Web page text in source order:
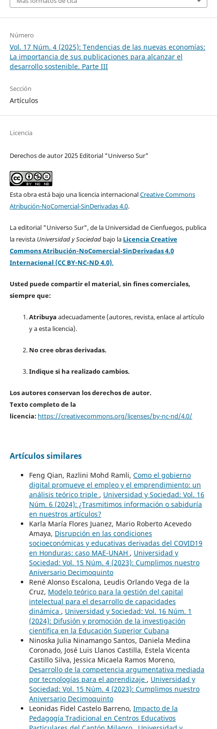
Número
Vol. 17 Núm. 4 (2025): Tendencias de las nuevas economías:
La importancia de sus publicaciones para alcanzar el
desarrollo sostenible. Parte III
Sección
Artículos
Licencia
Derechos de autor 2025 Editorial "Universo Sur"
Esta obra está bajo una licencia internacionalCreative Commons
Atribución-NoComercial-SinDerivadas 4.0.
La editorial "Universo Sur", de la Universidad de Cienfuegos, publica
la revista Universidad y Sociedad bajo la Licencia Creative
Commons Atribución-NoComercial-SinDerivadas 4.0
Internacional (CC BY-NC-ND 4.0).
Usted puede compartir el material, sin fines comerciales,
siempre que:
Atribuya adecuadamente (autores, revista, enlace al artículo
y a esta licencia).
No cree obras derivadas.
Indique si ha realizado cambios.
Los autores conservan los derechos de autor.
Texto completo de la
licencia: https://creativecommons.org/licenses/by-nc-nd/4.0/
Artículos similares
Feng Qian, Razlini Mohd Ramli, Como el gobierno
digital promueve el empleo y el emprendimiento: un
análisis teórico triple , Universidad y Sociedad: Vol. 16
Núm. 6 (2024): ¿Trasmitimos información o sabiduría
en nuestros artículos?
Karla María Flores Juanez, Mario Roberto Acevedo
Amaya, Disrupción en las condiciones
socioeconómicas y educativas derivadas del COVID19
en Honduras: caso MAE-UNAH , Universidad y
Sociedad: Vol. 15 Núm. 4 (2023): Cumplimos nuestro
Aniversario Decimoquinto
René Alonso Escalona, Leudis Orlando Vega de la
Cruz, Modelo teórico para la gestión del capital
intelectual para el desarrollo de capacidades
dinámica , Universidad y Sociedad: Vol. 16 Núm. 1
(2024): Difusión y promoción de la investigación
científica en la Educación Superior Cubana
Ninoska Julia Ninamango Santos, Daniela Medina
Coronado, José Luis Llanos Castilla, Estela Vicenta
Castillo Silva, Jessica Micaela Ramos Moreno,
Desarrollo de la competencia argumentativa mediada
por tecnologías para el aprendizaje , Universidad y
Sociedad: Vol. 15 Núm. 4 (2023): Cumplimos nuestro
Aniversario Decimoquinto
Leonidas Fidel Castelo Barreno, Impacto de la
Pedagogía Tradicional en Centros Educativos